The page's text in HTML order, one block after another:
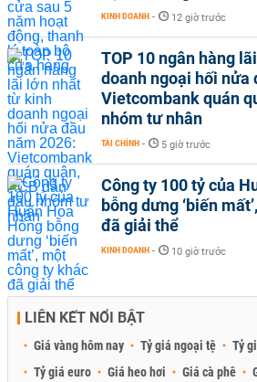
KINH DOANH - 12 giờ trước
TOP 10 ngân hàng
doanh ngoại hối nửa
Vietcombank quán
nhóm tư nhân
TÀI CHÍNH - 5 giờ trước
Công ty 100 tỷ của
bỗng dưng ‘biến
đã giải thể
KINH DOANH - 10 giờ trước
LIÊN KẾT NỔI BẬT
Giá vàng hôm nay Tỷ giá ngoại tệ Tỷ
Tỷ giá euro
Giá heo hơi Giá cà phê